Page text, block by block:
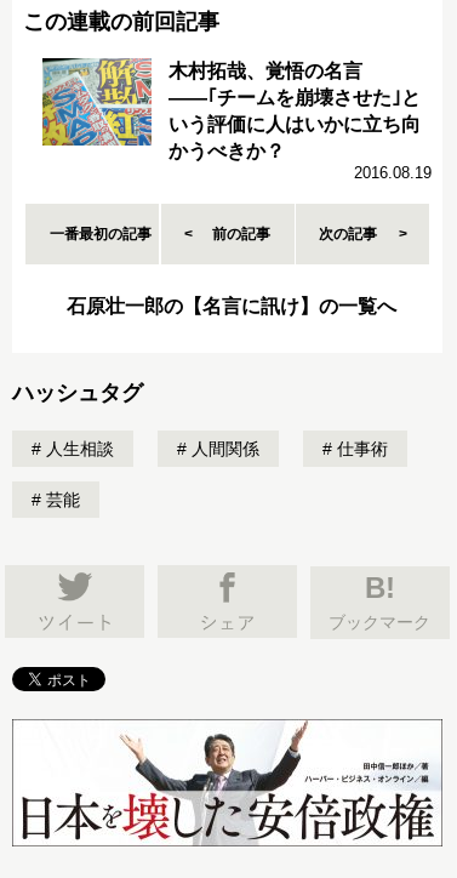
この連載の前回記事
木村拓哉、覚悟の名言
――｢チームを崩壊させた｣と
いう評価に人はいかに立ち向
かうべきか？
2016.08.19
一番最初の記事 前の記事 次の記事
石原壮一郎の【名言に訊け】の一覧へ
ハッシュタグ
人生相談 人間関係 仕事術
芸能
B!
ブックマーク